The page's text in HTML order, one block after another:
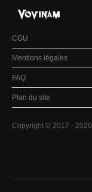
CGU
Mentions légales
FAQ
Plan du site
Copyright © 2017 - 2020